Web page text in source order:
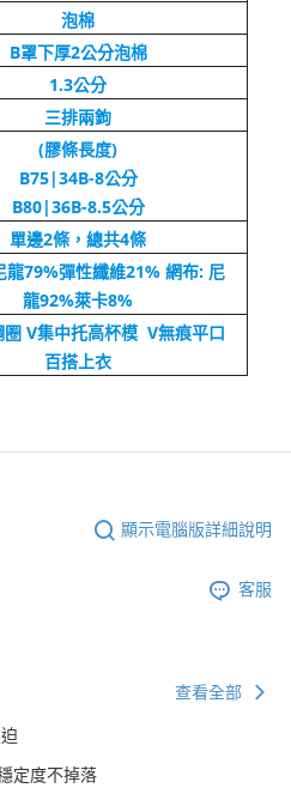
泡棉
B罩下厚2公分泡棉
1.3公分
三排兩鉤
(膠條長度)
B75|34B-8公分
B80|36B-8.5公分
單邊2條，總共4條
龍79%彈性纖維21% 網布: 尼
龍92%萊卡8%
圈 V集中托高杯模 V無痕平口
百搭上衣
顯示電腦版詳細說明
客服
查看全部
定度不掉落